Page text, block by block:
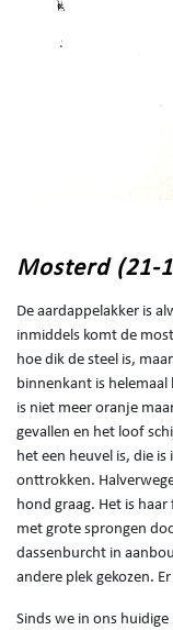
Mosterd (21-
De aardappelakker is
inmiddels komt de
hoe dik de steel is,
binnenkant is
is niet meer oranje
gevallen en het loof
het een heuvel is, die
onttrokken.
hond graag. Het is
met grote sprongen
dassenburcht in
andere plek gekozen.
Sinds we in ons